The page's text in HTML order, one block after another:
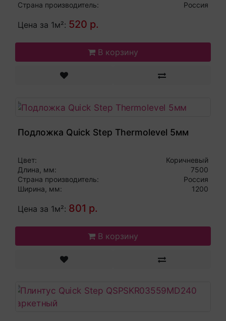
Страна производитель:
Россия
Цена за 1м²: 520 р.
В корзину
Подложка Quick Step Thermolevel 5мм
Цвет:
Коричневый
Длина, мм:
7500
Страна производитель:
Россия
Ширина, мм:
1200
Цена за 1м²: 801 р.
В корзину